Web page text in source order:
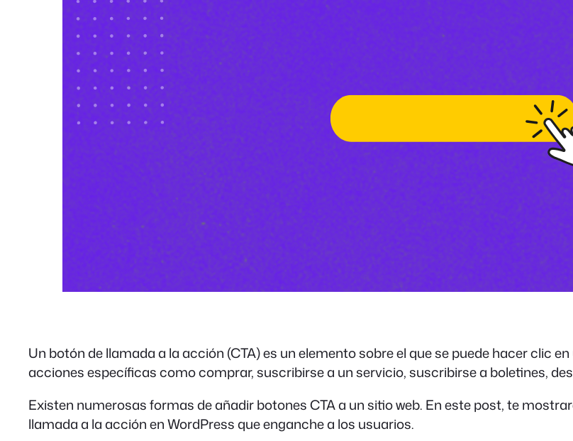
Un botón de llamada a la acción (CTA) es un elemento sobre el que se puede hacer clic
acciones específicas como comprar, suscribirse a un servicio, suscribirse a boletines,
Existen numerosas formas de añadir botones CTA a un sitio web. En este post, te
llamada a la acción en WordPress que enganche a los usuarios.